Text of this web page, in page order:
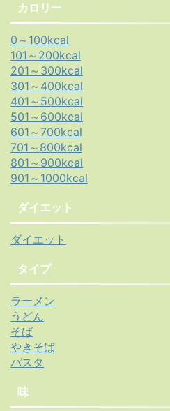
カロリー
0～100kcal
101～200kcal
201～300kcal
301～400kcal
401～500kcal
501～600kcal
601～700kcal
701～800kcal
801～900kcal
901～1000kcal
ダイエット
ダイエット
タイプ
ラーメン
うどん
そば
やきそば
パスタ
味